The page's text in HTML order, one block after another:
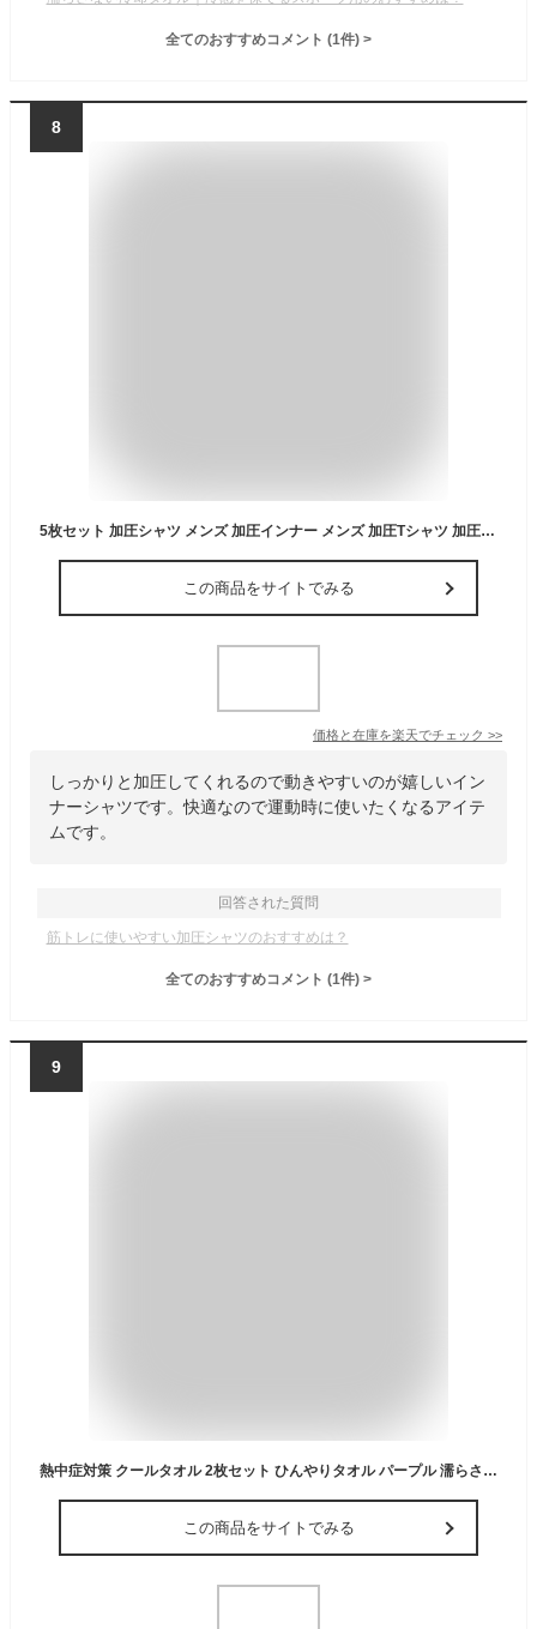
全てのおすすめコメント (1件) >
8
5枚セット 加圧シャツ メンズ 加圧インナー メンズ 加圧Tシャツ 加圧下着 半袖 ランニング tシャツ シャツ 加圧 タンクトップ コンプレッション 補正インナー 補正下着 白 黒 ブルー 加圧トレーニング 筋肉 コンプレッションウェア インナー 超加圧
この商品をサイトでみる
価格と在庫を楽天でチェック >>
しっかりと加圧してくれるので動きやすいのが嬉しいイン
ナーシャツです。快適なので運動時に使いたくなるアイテ
ムです。
回答された質問
筋トレに使いやすい加圧シャツのおすすめは？
全てのおすすめコメント (1件) >
9
熱中症対策 クールタオル 2枚セット ひんやりタオル パープル 濡らさない かわいい 速乾タオル 首 冷感タオル 夏 タオル 冷たいタオル 冷却 冷感タオル uvカット ネッククーラー 熱中症防止 夏タオル アイスタオル
この商品をサイトでみる